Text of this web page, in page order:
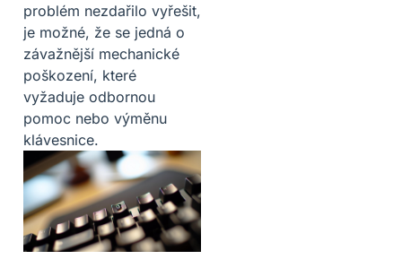
problém nezdařilo vyřešit,
je možné, že se jedná o
závažnější mechanické
poškození, které
vyžaduje odbornou
pomoc nebo výměnu
klávesnice.